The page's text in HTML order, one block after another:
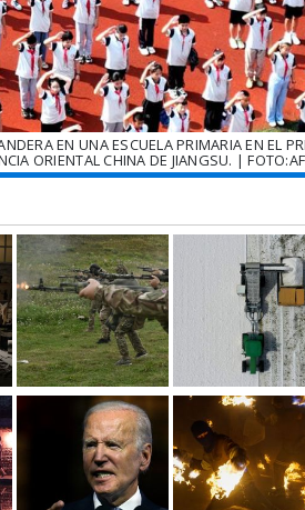
EN UNA ESCUELA PRIMARIA EN EL
ORIENTAL CHINA DE JIANGSU. |